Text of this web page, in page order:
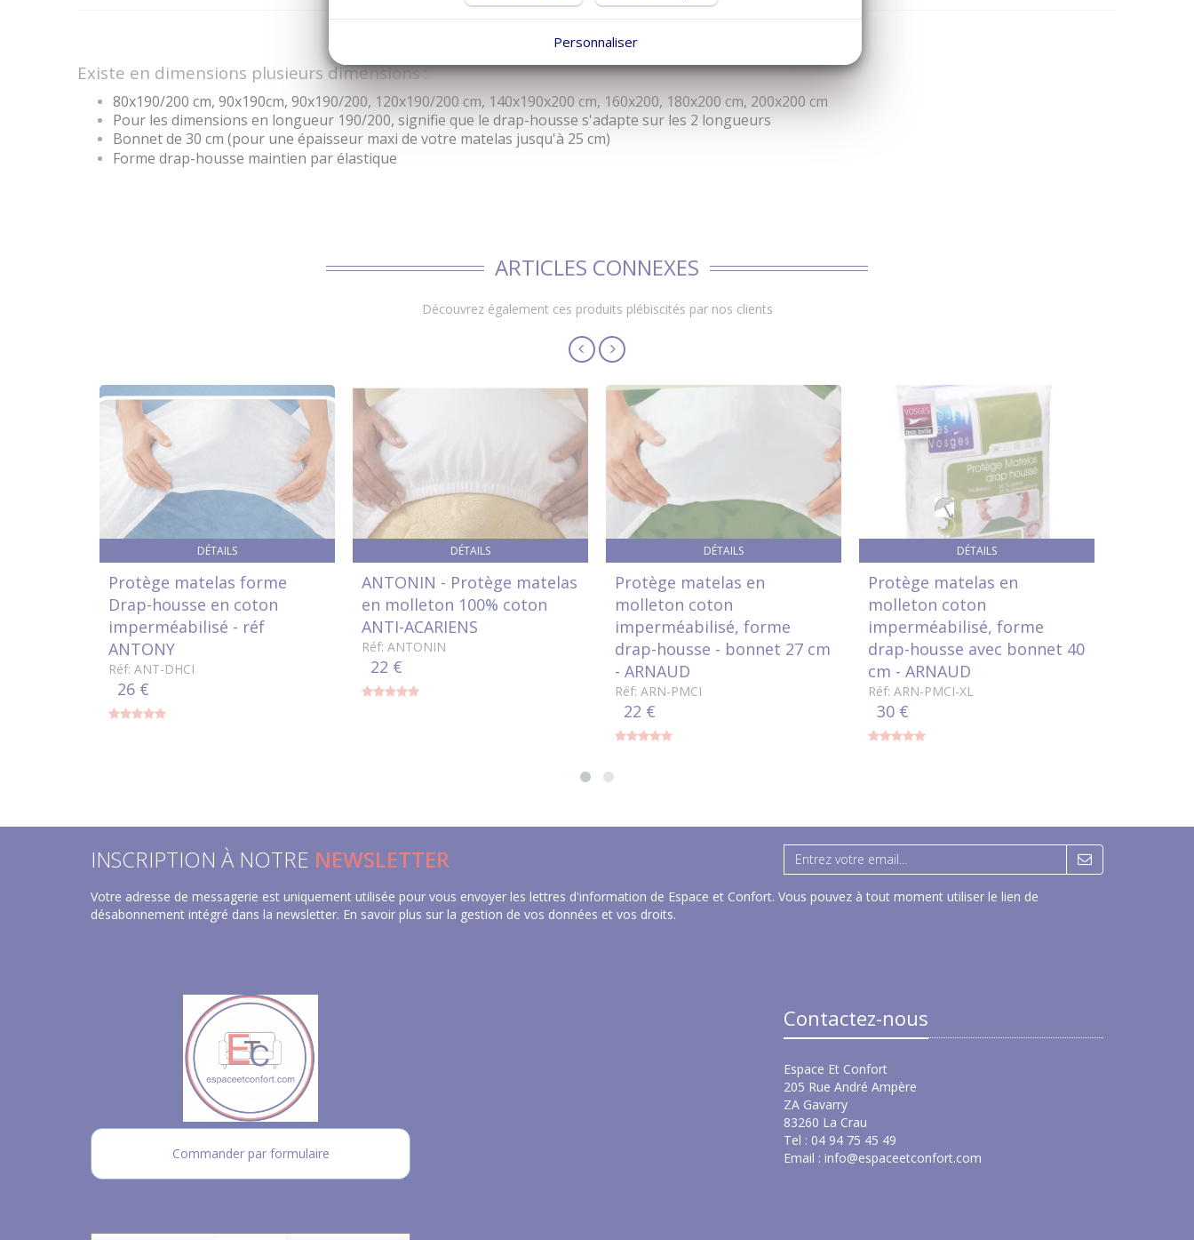
Existe en dimensions plusieurs dimensions :
80x190/200 cm, 90x190cm, 90x190/200, 120x190/200 cm, 140x190x200 cm, 160x200, 180x200 cm, 200x200 cm
Pour les dimensions en longueur 190/200, signifie que le drap-housse s'adapte sur les 2 longueurs
Bonnet de 30 cm (pour une épaisseur maxi de votre matelas jusqu'à 25 cm)
Forme drap-housse maintien par élastique
ARTICLES CONNEXES
Découvrez également ces produits plébiscités par nos clients
DÉTAILS
Protège matelas forme
Drap-housse en coton
imperméabilisé - réf
ANTONY
Réf: ANT-DHCI
26 €
DÉTAILS
ANTONIN - Protège matelas
en molleton 100% coton
ANTI-ACARIENS
Réf: ANTONIN
22 €
DÉTAILS
Protège matelas en
molleton coton
imperméabilisé, forme
drap-housse - bonnet 27 cm
- ARNAUD
Réf: ARN-PMCI
22 €
DÉTAILS
Protège matelas en
molleton coton
imperméabilisé, forme
drap-housse avec bonnet 40
cm - ARNAUD
Réf: ARN-PMCI-XL
30 €
INSCRIPTION À NOTRE NEWSLETTER
Votre adresse de messagerie est uniquement utilisée pour vous envoyer les lettres d'information de Espace et Confort. Vous pouvez à tout moment utiliser le lien de
désabonnement intégré dans la newsletter. En savoir plus sur la gestion de vos données et vos droits.
Commander par formulaire
Contactez-nous
Espace Et Confort
205 Rue André Ampère
ZA Gavarry
83260 La Crau
Tel : 04 94 75 45 49
Email : info@espaceetconfort.com
Personnaliser